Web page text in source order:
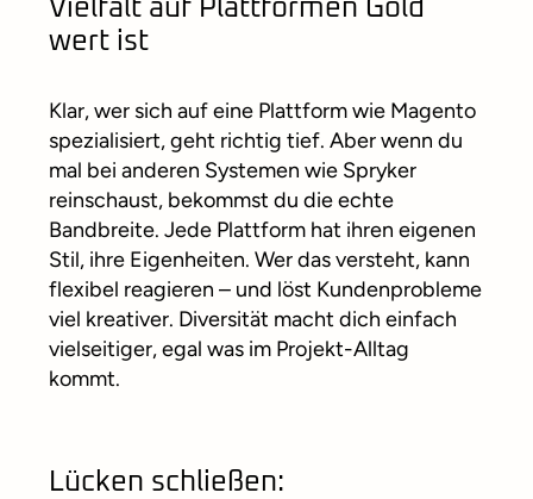
Vielfalt auf Plattformen Gold
wert ist
Klar, wer sich auf eine Plattform wie Magento
spezialisiert, geht richtig tief. Aber wenn du
mal bei anderen Systemen wie Spryker
reinschaust, bekommst du die echte
Bandbreite. Jede Plattform hat ihren eigenen
Stil, ihre Eigenheiten. Wer das versteht, kann
flexibel reagieren – und löst Kundenprobleme
viel kreativer. Diversität macht dich einfach
vielseitiger, egal was im Projekt-Alltag
kommt.
Lücken schließen: